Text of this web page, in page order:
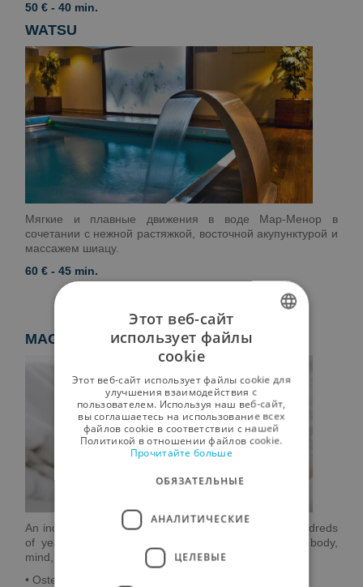
50 € - 40 min.
WATSU
Мягкие и плавные движения в воде Мар-Менор в
сочетании с нежной растяжкой, восточной акупунктурой и
массажем шиацу.
60 € - 45 min.
MAGNESIUM BATH
An individual bath with magnesium salt, known for hundreds
of years for its wonderful properties in calming the body,
mind, and soul. Especially recommended for:
• Osteoarthritis.
SPANISH
GERMAN
RUSSIAN
Этот веб-сайт
использует файлы
cookie
Этот веб-сайт использует файлы cookie для
улучшения взаимодействия с
пользователем. Используя наш веб-сайт,
вы соглашаетесь на использование всех
файлов cookie в соответствии с нашей
Политикой в ​​отношении файлов cookie.
Прочитайте больше
ОБЯЗАТЕЛЬНЫЕ
АНАЛИТИЧЕСКИЕ
ЦЕЛЕВЫЕ